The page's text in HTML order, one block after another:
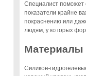
Специалист поможет
показатели крайне
покраснению или
людям, у которых
Материалы
Силикон-